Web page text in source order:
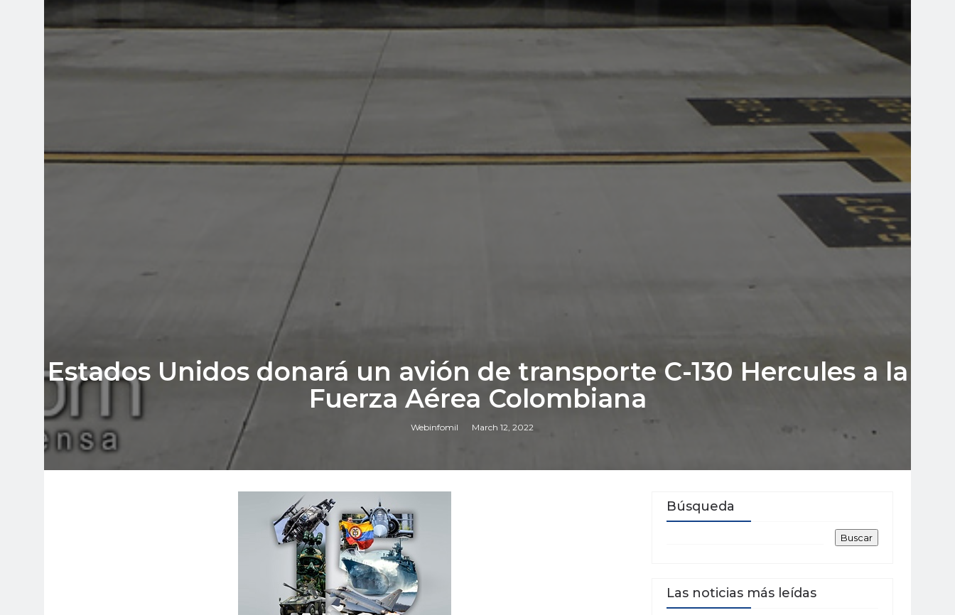
Estados Unidos donará un avión de transporte C-130 Hercules a la
Fuerza Aérea Colombiana
Webinfomil March 12, 2022
Búsqueda
Las noticias más leídas